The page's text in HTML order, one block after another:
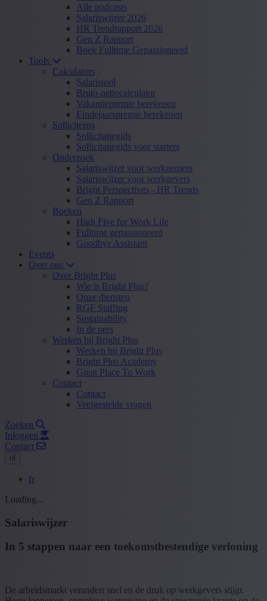
Alle podcasts
Salariswijzer 2026
HR Trendrapport 2026
Gen Z Rapport
Boek Fulltime Gepassioneerd
Tools
Calculators
Salaristool
Bruto-nettocalculator
Vakantiepremie berekenen
Eindejaarspremie berekenen
Solliciteren
Sollicitatiegids
Sollicitatiegids voor starters
Onderzoek
Salariswijzer voor werknemers
Salariswijzer voor werkgevers
Bright Perspectives - HR Trends
Gen Z Rapport
Boeken
High Five for Work Life
Fulltime gepassioneerd
Goodbye Assistant
Events
Over ons
Over Bright Plus
Wie is Bright Plus?
Onze diensten
RGF Staffing
Sustainability
In de pers
Werken bij Bright Plus
Werken bij Bright Plus
Bright Plus Academy
Great Place To Work
Contact
Contact
Veelgestelde vragen
Zoeken
Inloggen
Contact
nl
fr
Loading...
Salariswijzer
In 5 stappen naar een toekomstbestendige verloning
De arbeidsmarkt verandert snel en de druk op werkgevers stijgt.